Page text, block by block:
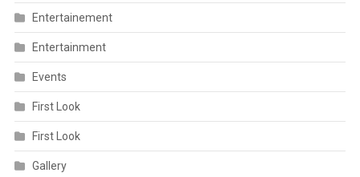
Entertainement
Entertainment
Events
First Look
First Look
Gallery